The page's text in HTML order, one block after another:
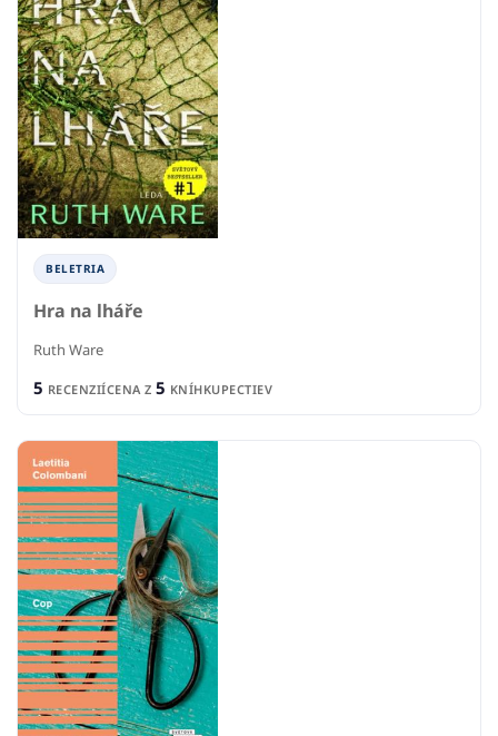
BELETRIA
Hra na lháře
Ruth Ware
5 RECENZIÍCENA Z 5 KNÍHKUPECTIEV